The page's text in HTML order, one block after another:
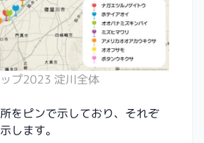
プ2023 淀川全体
をピンで示しており、それぞ
します。